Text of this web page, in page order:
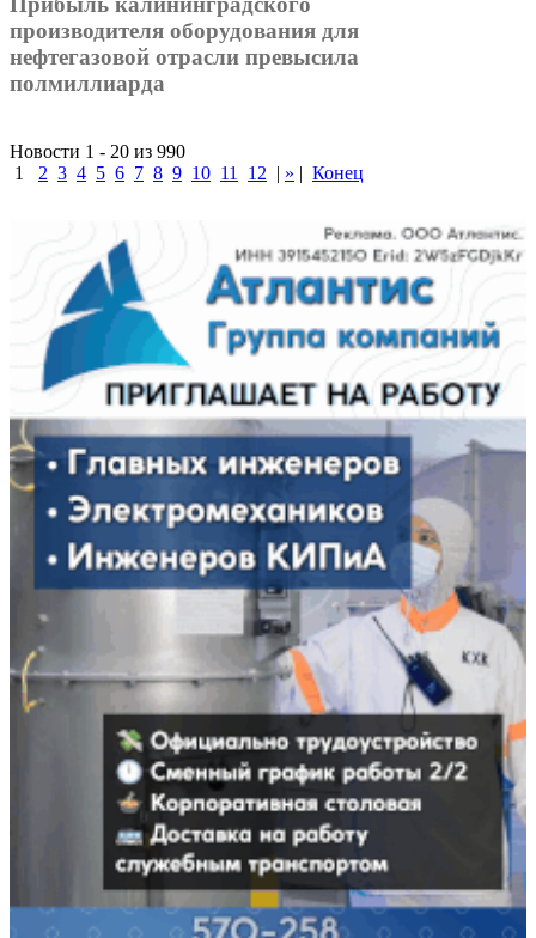
производителя оборудования для
нефтегазовой отрасли превысила
полмиллиарда
Новости 1 - 20 из 990
1
2 3 4 5 6 7 8 9 10 11 12 | » | Конец